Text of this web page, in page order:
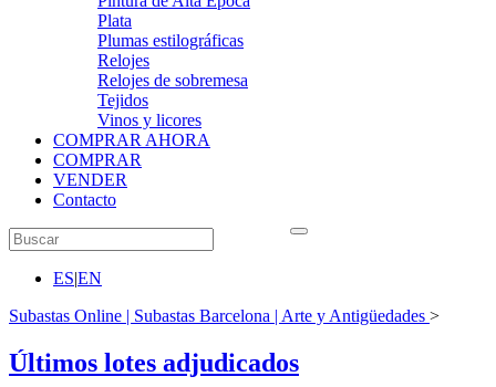
Plata
Plumas estilográficas
Relojes
Relojes de sobremesa
Tejidos
Vinos y licores
COMPRAR AHORA
COMPRAR
VENDER
Contacto
ES|EN
Subastas Online | Subastas Barcelona | Arte y Antigüedades >
Últimos lotes adjudicados